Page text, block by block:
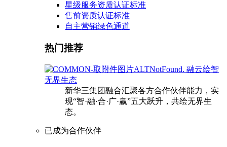
星级服务资质认证标准
售前资质认证标准
自主营销绿色通道
热门推荐
融云绘智
无界生态
新华三集团融合汇聚各方合作伙伴能力，实
现“智·融·合·广·赢”五大跃升，共绘无界生
态。
已成为合作伙伴